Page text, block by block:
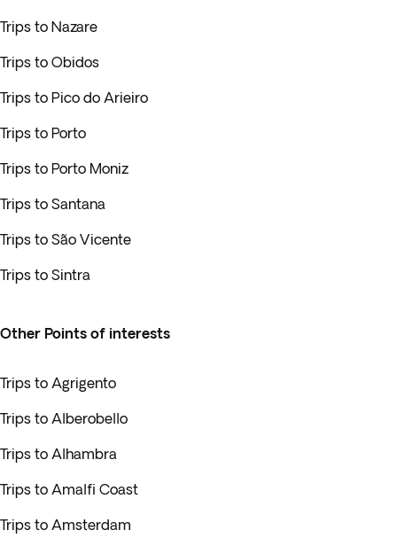
Trips to Nazare
Trips to Obidos
Trips to Pico do Arieiro
Trips to Porto
Trips to Porto Moniz
Trips to Santana
Trips to São Vicente
Trips to Sintra
Other Points of interests
Trips to Agrigento
Trips to Alberobello
Trips to Alhambra
Trips to Amalfi Coast
Trips to Amsterdam